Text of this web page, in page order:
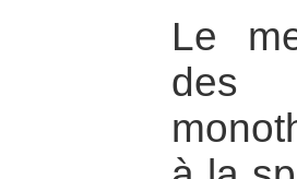
Le
des